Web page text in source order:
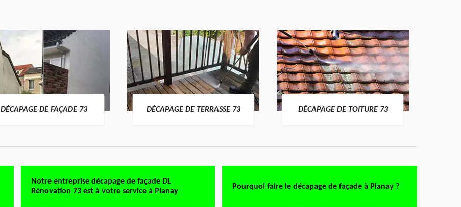
DÉCAPAGE DE FAÇADE 73 DÉCAPAGE DE TERRASSE 73 DÉCAPAGE DE TOITURE 73
Notre entreprise décapage de façade DL
Rénovation 73 est à votre service à Planay
Pourquoi faire le décapage de façade à Planay ?